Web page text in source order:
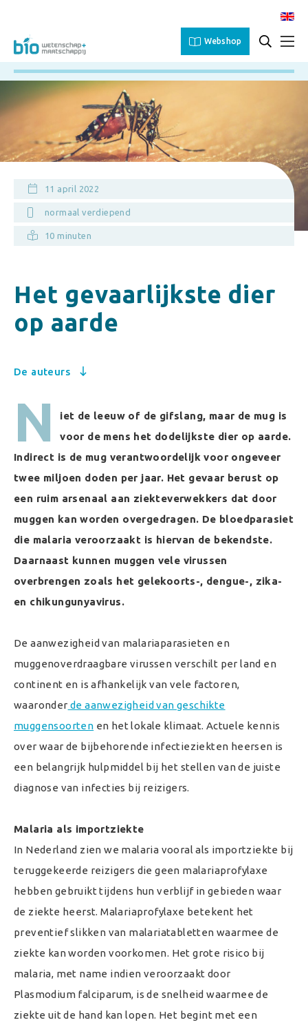
Webshop
11 april 2022
normaal verdiepend
10 minuten
Het gevaarlijkste dier
op aarde
De auteurs
N
iet de leeuw of de gifslang, maar de mug is
voor de mens het dodelijkste dier op aarde.
Indirect is de mug verantwoordelijk voor ongeveer
twee miljoen doden per jaar. Het gevaar berust op
een ruim arsenaal aan ziekteverwekkers dat door
muggen kan worden overgedragen. De bloedparasiet
die malaria veroorzaakt is hiervan de bekendste.
Daarnaast kunnen muggen vele virussen
overbrengen zoals het gelekoorts-, dengue-, zika-
en chikungunyavirus.
De aanwezigheid van malariaparasieten en
muggenoverdraagbare virussen verschilt per land en
continent en is afhankelijk van vele factoren,
waaronder de aanwezigheid van geschikte
muggensoorten en het lokale klimaat. Actuele kennis
over waar de bijbehorende infectieziekten heersen is
een belangrijk hulpmiddel bij het stellen van de juiste
diagnose van infecties bij reizigers.
Malaria als importziekte
In Nederland zien we malaria vooral als importziekte bij
teruggekeerde reizigers die geen malariaprofylaxe
hebben gebruikt tijdens hun verblijf in gebieden waar
de ziekte heerst. Malariaprofylaxe betekent het
preventief slikken van malariatabletten waarmee de
ziekte kan worden voorkomen. Het grote risico bij
malaria, met name indien veroorzaakt door
Plasmodium falciparum, is de snelheid waarmee de
ziekte uit de hand kan lopen. Het begint met een